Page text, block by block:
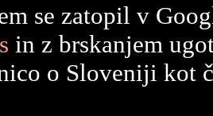
se zatopil v
in z brskanjem
o Sloveniji kot